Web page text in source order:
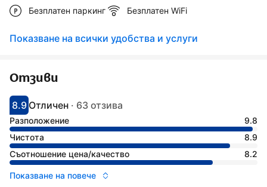
Безплатен паркинг
Безплатен WiFi
Показване на всички удобства и услуги
Отзиви
С оценка: 8.9
8.9
Оценено като: отлично
Отличен · 63 отзива
Разположение
9.8
Чистота
8.9
Съотношение цена/качество
8.2
Показване на повече